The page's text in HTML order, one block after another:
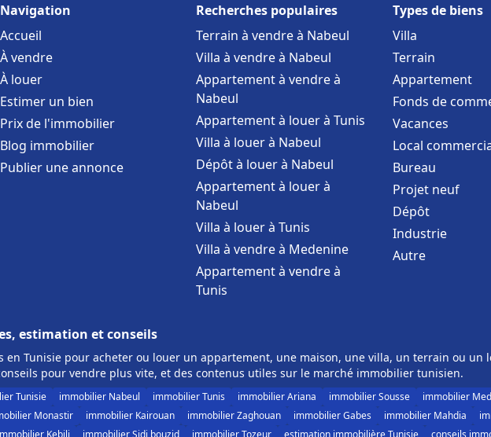
Navigation
Accueil
À vendre
À louer
Estimer un bien
Prix de l'immobilier
Blog immobilier
Publier une annonce
Recherches populaires
Terrain à vendre à Nabeul
Villa à vendre à Nabeul
Appartement à vendre à
Nabeul
Appartement à louer à Tunis
Villa à louer à Nabeul
Dépôt à louer à Nabeul
Appartement à louer à
Nabeul
Villa à louer à Tunis
Villa à vendre à Medenine
Appartement à vendre à
Tunis
Types de biens
Villa
Terrain
Appartement
Fonds de
Vacances
Local
Bureau
Projet neuf
Dépôt
Industrie
Autre
estimation et conseils
en Tunisie pour acheter ou louer un appartement, une maison, une villa, un terrain ou un
pour vendre plus vite, et des contenus utiles sur le marché immobilier tunisien.
Tunisie immobilier Nabeul immobilier Tunis immobilier Ariana immobilier Sousse immobilier
Monastir immobilier Kairouan immobilier Zaghouan immobilier Gabes immobilier Mahdia
Kebili immobilier Sidi bouzid immobilier Tozeur estimation immobilière Tunisie conseils